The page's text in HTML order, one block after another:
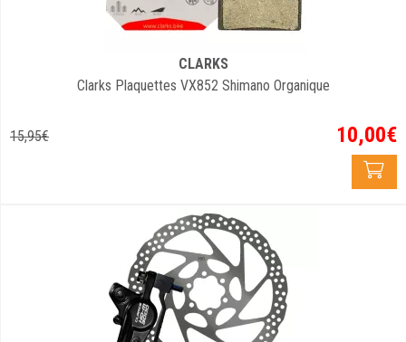
CLARKS
Clarks Plaquettes VX852 Shimano Organique
15,95€ 10,00€